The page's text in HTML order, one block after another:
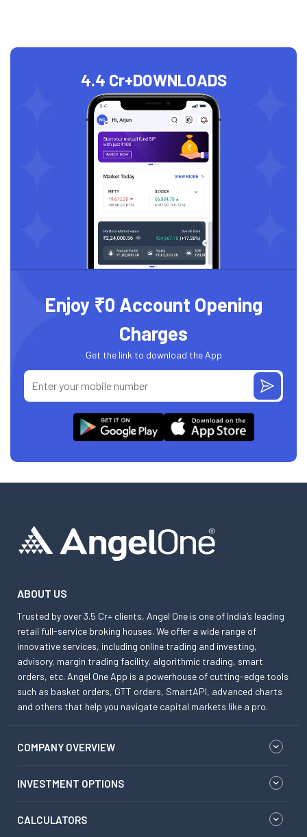
4.4 Cr+DOWNLOADS
Enjoy ₹0 Account Opening
Charges
Get the link to download the App
ABOUT US
Trusted by over 3.5 Cr+ clients, Angel One is one of India’s leading
retail full-service broking houses. We offer a wide range of
innovative services, including online trading and investing,
advisory, margin trading facility, algorithmic trading, smart
orders, etc. Angel One App is a powerhouse of cutting-edge tools
such as basket orders, GTT orders, SmartAPI, advanced charts
and others that help you navigate capital markets like a pro.
COMPANY OVERVIEW
INVESTMENT OPTIONS
CALCULATORS